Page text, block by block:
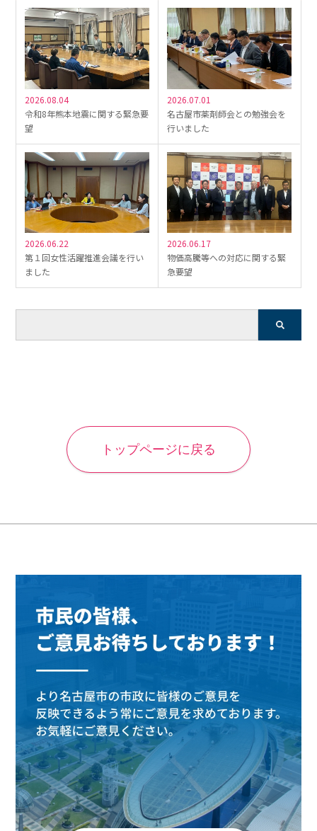
2026.08.04
令和8年熊本地震に関する緊急要
望
2026.07.01
名古屋市薬剤師会との勉強会を
行いました
2026.06.22
第１回女性活躍推進会議を行い
ました
2026.06.17
物価高騰等への対応に関する緊
急要望
トップページに戻る